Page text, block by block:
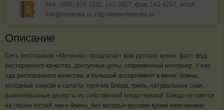
тел.: (495) 974-1011, 142-3927; факс 142-4297, email:
info@melenka.ru, http://www.melenka.ru
Описание
Сеть ресторанов «Меленка» предлагает вам русскую кухню, фаст-фуд
ресторанного качества, доступные цены, современный интерьер. У нас
еда ресторанного качества, и большой ассортимент в меню: блины,
холодные закуски и салаты, горячие блюда, гриль, натуральные соки,
разнообразные десерты из собственной кондитерской. Блюда готовятся
на глазах гостей, как и блины, без которых русскую кухню невозможно